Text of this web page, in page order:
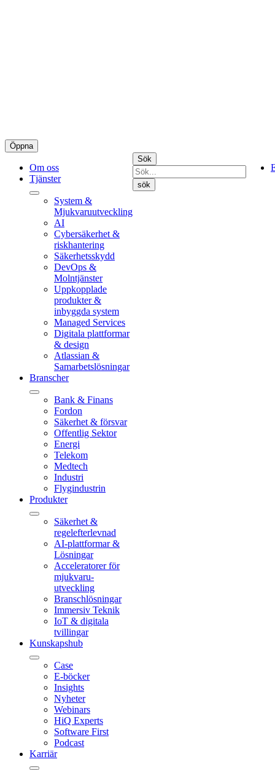
Öppna
Om oss
Tjänster
System &
Mjukvaruutveckling
AI
Cybersäkerhet &
riskhantering
Säkerhetsskydd
DevOps &
Molntjänster
Uppkopplade
produkter &
inbyggda system
Managed Services
Digitala plattformar
& design
Atlassian &
Samarbetslösningar
Branscher
Bank & Finans
Fordon
Säkerhet & försvar
Offentlig Sektor
Energi
Telekom
Medtech
Industri
Flygindustrin
Produkter
Säkerhet &
regelefterlevnad
AI-plattformar &
Lösningar
Acceleratorer för
mjukvaru-
utveckling
Branschlösningar
Immersiv Teknik
IoT & digitala
tvillingar
Kunskapshub
Case
E-böcker
Insights
Nyheter
Webinars
HiQ Experts
Software First
Podcast
Karriär
Sök